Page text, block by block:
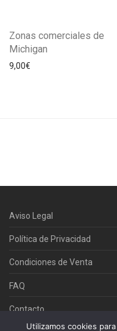
Zonas comerciales de
Michigan
9,00€
Aviso Legal
Política de Privacidad
Condiciones de Venta
FAQ
Contacto
Utilizamos cookies